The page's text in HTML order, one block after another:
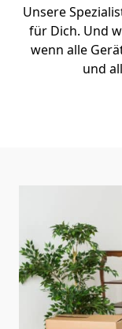
Unsere
für Dich. Und
wenn alle
und